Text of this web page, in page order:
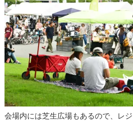
会場内には芝生広場もあるので、レ